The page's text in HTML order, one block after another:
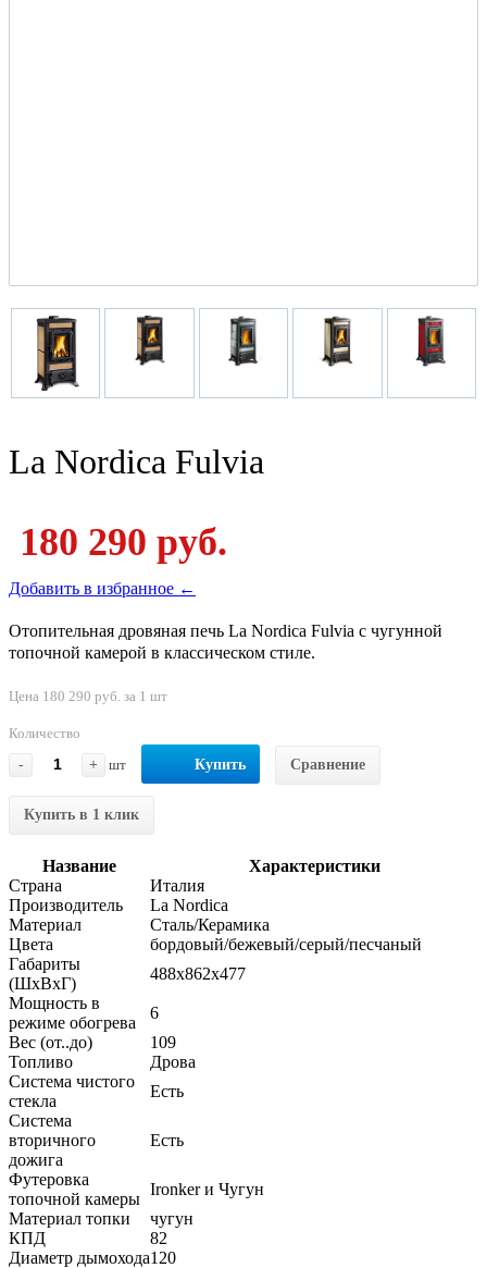
La Nordica Fulvia
180 290 руб.
Добавить в избранное ←
Отопительная дровяная печь La Nordica Fulvia с чугунной
топочной камерой в классическом стиле.
Цена 180 290 руб. за 1 шт
Количество
-
+ шт Купить Сравнение
Купить в 1 клик
Название
Характеристики
Страна
Италия
Производитель
La Nordica
Материал
Сталь/Керамика
Цвета
бордовый/бежевый/серый/песчаный
Габариты
(ШхВхГ)
488x862x477
Мощность в
режиме обогрева
6
Вес (от..до)
109
Топливо
Дрова
Система чистого
стекла
Есть
Система
вторичного
дожига
Есть
Футеровка
топочной камеры
Ironker и Чугун
Материал топки
чугун
КПД
82
Диаметр дымохода120